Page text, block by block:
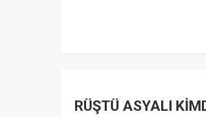
RÜŞTÜ ASYALI